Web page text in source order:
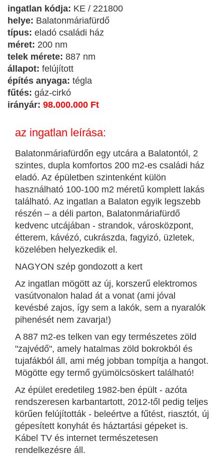
ingatlan kódja: KE / 221800
helye: Balatonmáriafürdő
típus: eladó családi ház
méret: 200 nm
telek mérete: 887 nm
állapot: felújított
építés anyaga: tégla
fűtés: gáz-cirkó
irányár: 98.000.000 Ft
az ingatlan leírása:
Balatonmáriafürdőn egy utcára a Balatontól, 2
szintes, dupla komfortos 200 m2-es családi ház
eladó. Az épületben szintenként külön
használható 100-100 m2 méretű komplett lakás
található. Az ingatlan a Balaton egyik legszebb
részén – a déli parton, Balatonmáriafürdő
kedvenc utcájában - strandok, városközpont,
étterem, kávézó, cukrászda, fagyizó, üzletek,
közelében helyezkedik el.
NAGYON szép gondozott a kert
Az ingatlan mögött az új, korszerű elektromos
vasútvonalon halad át a vonat (ami jóval
kevésbé zajos, így sem a lakók, sem a nyaralók
pihenését nem zavarja!)
A 887 m2-es telken van egy természetes zöld
"zajvédő", amely hatalmas zöld bokrokból és
tujafákból áll, ami még jobban tompítja a hangot.
Mögötte egy termő gyümölcsöskert található!
Az épület eredetileg 1982-ben épült - azóta
rendszeresen karbantartott, 2012-től pedig teljes
körűen felújították - beleértve a fűtést, riasztót, új
gépesített konyhát és háztartási gépeket is.
Kábel TV és internet természetesen
rendelkezésre áll.